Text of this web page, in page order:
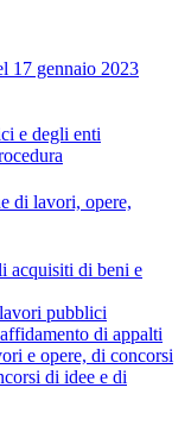
17 gennaio 2023
e degli enti
di lavori, opere,
acquisiti di beni e
pubblici
di appalti
e opere, di concorsi
di idee e di